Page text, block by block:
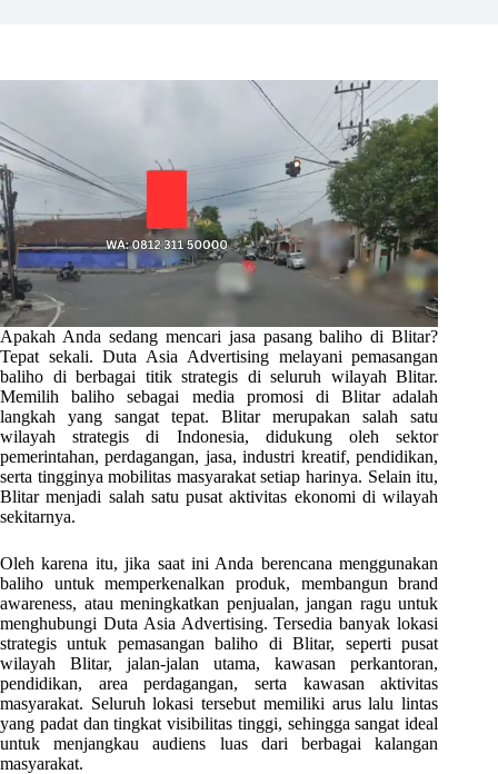
Apakah Anda sedang mencari jasa pasang baliho di Blitar?
Tepat sekali. Duta Asia Advertising melayani pemasangan
baliho di berbagai titik strategis di seluruh wilayah Blitar.
Memilih baliho sebagai media promosi di Blitar adalah
langkah yang sangat tepat. Blitar merupakan salah satu
wilayah strategis di Indonesia, didukung oleh sektor
pemerintahan, perdagangan, jasa, industri kreatif, pendidikan,
serta tingginya mobilitas masyarakat setiap harinya. Selain itu,
Blitar menjadi salah satu pusat aktivitas ekonomi di wilayah
sekitarnya.
Oleh karena itu, jika saat ini Anda berencana menggunakan
baliho untuk memperkenalkan produk, membangun brand
awareness, atau meningkatkan penjualan, jangan ragu untuk
menghubungi Duta Asia Advertising. Tersedia banyak lokasi
strategis untuk pemasangan baliho di Blitar, seperti pusat
wilayah Blitar, jalan-jalan utama, kawasan perkantoran,
pendidikan, area perdagangan, serta kawasan aktivitas
masyarakat. Seluruh lokasi tersebut memiliki arus lalu lintas
yang padat dan tingkat visibilitas tinggi, sehingga sangat ideal
untuk menjangkau audiens luas dari berbagai kalangan
masyarakat.